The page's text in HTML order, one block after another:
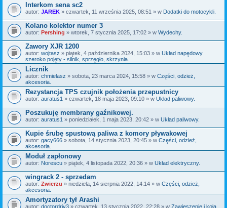
Interkom sena sc2
autor: JAREK » czwartek, 11 września 2025, 08:51 » w Dodatki do motocykli.
Kolano kolektor numer 3
autor: Pershing » wtorek, 7 stycznia 2025, 17:02 » w Wydechy.
Zawory XJR 1200
autor: wojtasz » piątek, 4 października 2024, 15:03 » w Układ napędowy
szeroko pojęty - silnik, sprzęgło, skrzynia.
Licznik
autor: chmielasz » sobota, 23 marca 2024, 15:58 » w Części, odzież,
akcesoria.
Rezystancja TPS czujnik położenia przepustnicy
autor: auratus1 » czwartek, 18 maja 2023, 09:10 » w Układ paliwowy.
Poszukuję membrany gaźnikowej.
autor: auratus1 » poniedziałek, 1 maja 2023, 20:42 » w Układ paliwowy.
Kupie śrubę spustową paliwa z komory pływakowej
autor: gacy666 » sobota, 14 stycznia 2023, 20:45 » w Części, odzież,
akcesoria.
Moduł zapłonowy
autor: Norescu » piątek, 4 listopada 2022, 20:36 » w Układ elektryczny.
wingrack 2 - sprzedam
autor: Zwierzu » niedziela, 14 sierpnia 2022, 14:14 » w Części, odzież,
akcesoria.
Amortyzatory tył Arashi
autor: doctordriv3 » czwartek, 13 stycznia 2022, 22:28 » w Zawieszenie i koła.